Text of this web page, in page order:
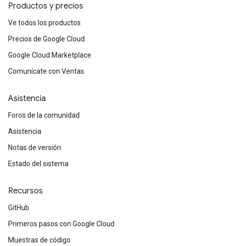
Productos y precios
Ve todos los productos
Precios de Google Cloud
Google Cloud Marketplace
Comunícate con Ventas
Asistencia
Foros de la comunidad
Asistencia
Notas de versión
Estado del sistema
Recursos
GitHub
Primeros pasos con Google Cloud
Muestras de código